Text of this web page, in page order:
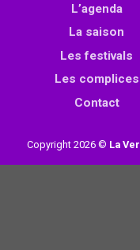
L’agenda
La saison
Les festivals
Les complices
Contact
Copyright 2026 © La